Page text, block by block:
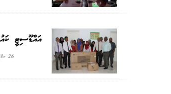
އައްޑޫސިޓީ
26 ސެޕްޓެމްބަރ 2016